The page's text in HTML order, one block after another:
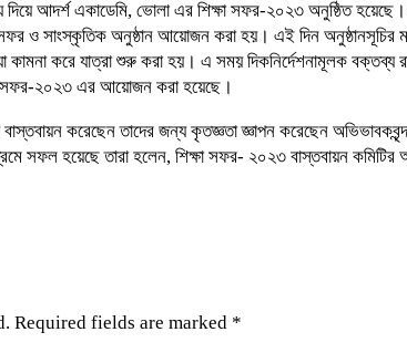
দিয়ে আদর্শ একাডেমি, ভোলা এর শিক্ষা সফর-২০২৩ অনুষ্ঠিত
সফর ও সাংস্কৃতিক অনুষ্ঠান আয়োজন করা হয়। এই দিন
করে যাত্রা শুরু করা হয়। এ সময় দিকনির্দেশনামূলক বক্তব্য
সফর-২০২৩ এর আয়োজন করা হয়েছে।
করেছেন তাদের জন্য কৃতজ্ঞতা জ্ঞাপন করেছেন
সফল হয়েছে তারা হলেন, শিক্ষা সফর- ২০২৩ বাস্তবায়ন
Required fields are marked *